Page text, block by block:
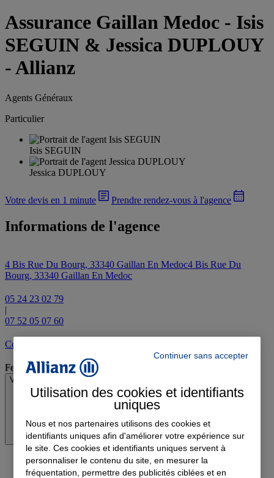
Assurance Gaillan Medoc - Isis
SEGUIN & Jessica DUPLOUY
- Allianz
Agents Généraux
Particulier
Isis SEGUIN
Jessica DUPLOUY
Votre devis en 1 minute Prendre rendez-vous à l'agence
Informations de l'agence
4 Bis Rue Du Bourg, 33340 Gaillan En Medoc4 Bis Rue Du
Bourg, 33340 Gaillan En Medoc
05 24 23 02 79
|
07 52 05 07 60
Contacter l'agence par e-mail
Fermé
Voir les horaires
Continuer sans accepter
Utilisation des cookies et identifiants
uniques
Nous et nos partenaires utilisons des cookies et
identifiants uniques afin d'améliorer votre expérience sur
le site. Ces cookies et identifiants uniques servent à
personnaliser le contenu du site, en mesurer la
fréquentation, permettre des publicités ciblées et en